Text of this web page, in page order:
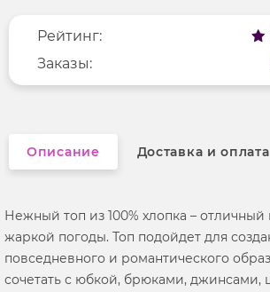
Вырез горловины
Рисунок
Фактура материала
Рейтинг:
Заказы:
Описание Доставка и оплата
Нежный топ из 100% хлопка – отличный
жаркой погоды. Топ подойдет для
повседневного и романтического
сочетать с юбкой, брюками, джинсами,